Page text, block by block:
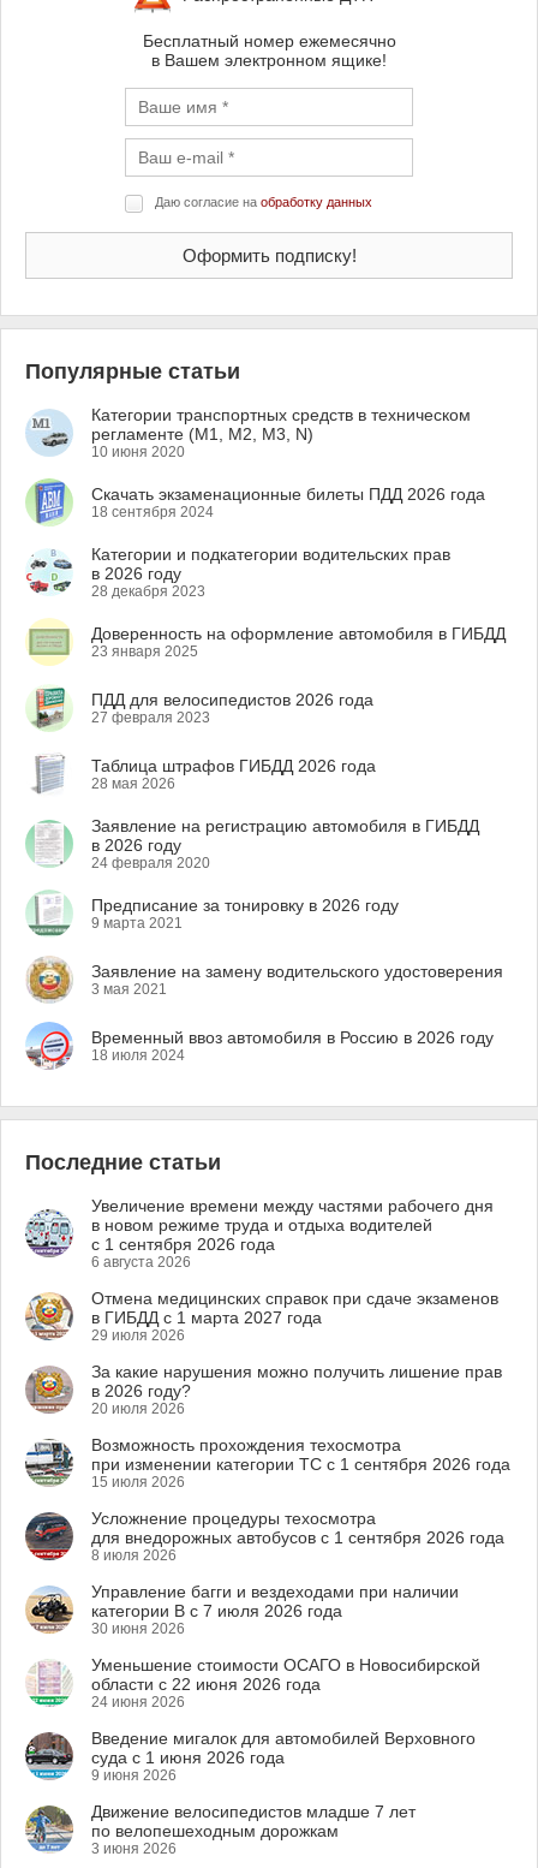
Бесплатный номер ежемесячно
в Вашем электронном ящике!
Даю согласие на обработку данных
Популярные статьи
Категории транспортных средств в техническом
регламенте (M1, M2, M3, N)
10 июня 2020
Скачать экзаменационные билеты ПДД 2026 года
18 сентября 2024
Категории и подкатегории водительских прав
в 2026 году
28 декабря 2023
Доверенность на оформление автомобиля в ГИБДД
23 января 2025
ПДД для велосипедистов 2026 года
27 февраля 2023
Таблица штрафов ГИБДД 2026 года
28 мая 2026
Заявление на регистрацию автомобиля в ГИБДД
в 2026 году
24 февраля 2020
Предписание за тонировку в 2026 году
9 марта 2021
Заявление на замену водительского удостоверения
3 мая 2021
Временный ввоз автомобиля в Россию в 2026 году
18 июля 2024
Последние статьи
Увеличение времени между частями рабочего дня
в новом режиме труда и отдыха водителей
с 1 сентября 2026 года
6 августа 2026
Отмена медицинских справок при сдаче экзаменов
в ГИБДД с 1 марта 2027 года
29 июля 2026
За какие нарушения можно получить лишение прав
в 2026 году?
20 июля 2026
Возможность прохождения техосмотра
при изменении категории ТС с 1 сентября 2026 года
15 июля 2026
Усложнение процедуры техосмотра
для внедорожных автобусов с 1 сентября 2026 года
8 июля 2026
Управление багги и вездеходами при наличии
категории B с 7 июля 2026 года
30 июня 2026
Уменьшение стоимости ОСАГО в Новосибирской
области с 22 июня 2026 года
24 июня 2026
Введение мигалок для автомобилей Верховного
суда с 1 июня 2026 года
9 июня 2026
Движение велосипедистов младше 7 лет
по велопешеходным дорожкам
3 июня 2026